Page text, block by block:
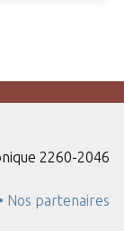
2260-2046
• Nos partenaires